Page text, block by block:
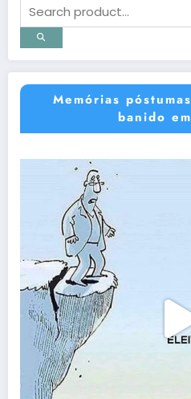
Memórias
banido